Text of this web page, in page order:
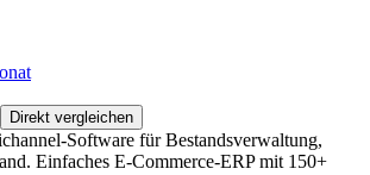
Direkt vergleichen
Software für Bestandsverwaltung,
Einfaches E-Commerce-ERP mit 150+